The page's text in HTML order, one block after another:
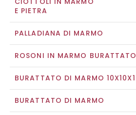
E PIETRA
PALLADIANA DI MARMO
ROSONI IN MARMO BURATTATO
BURATTATO DI MARMO 10X10X1
BURATTATO DI MARMO